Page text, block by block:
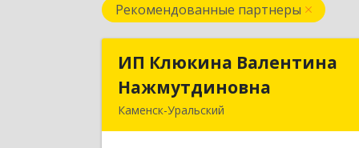
Рекомендованные партнеры
ИП Клюкина Валентина
Нажмутдиновна
Каменск-Уральский
ИП Клюкина Валентина
Нажмутдиновна